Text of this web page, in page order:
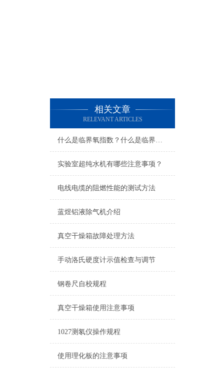
相关文章
RELEVANT ARTICLES
什么是临界氧指数？什么是临界氧浓度？什么是极限氧浓度？
实验室超纯水机有哪些注意事项？
电线电缆的阻燃性能的测试方法
蓝煜铝液除气机介绍
真空干燥箱故障处理方法
手动洛氏硬度计示值检查与调节
钢卷尺自校规程
真空干燥箱使用注意事项
1027测氡仪操作规程
使用理化板的注意事项